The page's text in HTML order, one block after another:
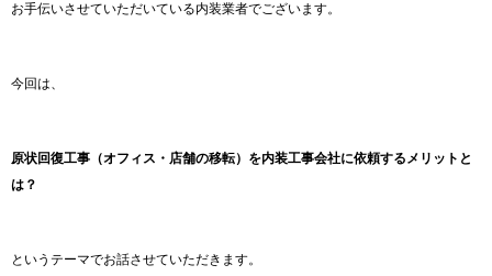
お手伝いさせていただいている内装業者でございます。
今回は、
原状回復工事（オフィス・店舗の移転）を内装工事会社に依頼するメリットと
は？
というテーマでお話させていただきます。